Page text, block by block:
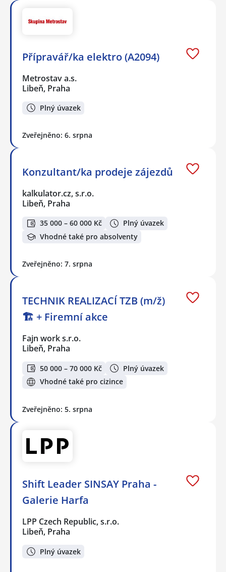
Přípravář/ka elektro (A2094)
Metrostav a.s.
Libeň, Praha
Plný úvazek
Zveřejněno: 6. srpna
Konzultant/ka prodeje zájezdů
kalkulator.cz, s.r.o.
Libeň, Praha
35 000 – 60 000 Kč
Plný úvazek
Vhodné také pro absolventy
Zveřejněno: 7. srpna
TECHNIK REALIZACÍ TZB (m/ž)
🏗️ + Firemní akce
Fajn work s.r.o.
Libeň, Praha
50 000 – 70 000 Kč
Plný úvazek
Vhodné také pro cizince
Zveřejněno: 5. srpna
Shift Leader SINSAY Praha -
Galerie Harfa
LPP Czech Republic, s.r.o.
Libeň, Praha
Plný úvazek